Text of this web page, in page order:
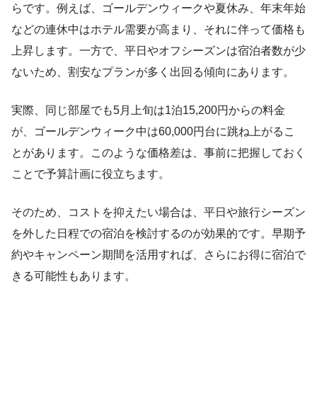
らです。例えば、ゴールデンウィークや夏休み、年末年始
などの連休中はホテル需要が高まり、それに伴って価格も
上昇します。一方で、平日やオフシーズンは宿泊者数が少
ないため、割安なプランが多く出回る傾向にあります。
実際、同じ部屋でも5月上旬は1泊15,200円からの料金
が、ゴールデンウィーク中は60,000円台に跳ね上がるこ
とがあります。このような価格差は、事前に把握しておく
ことで予算計画に役立ちます。
そのため、コストを抑えたい場合は、平日や旅行シーズン
を外した日程での宿泊を検討するのが効果的です。早期予
約やキャンペーン期間を活用すれば、さらにお得に宿泊で
きる可能性もあります。